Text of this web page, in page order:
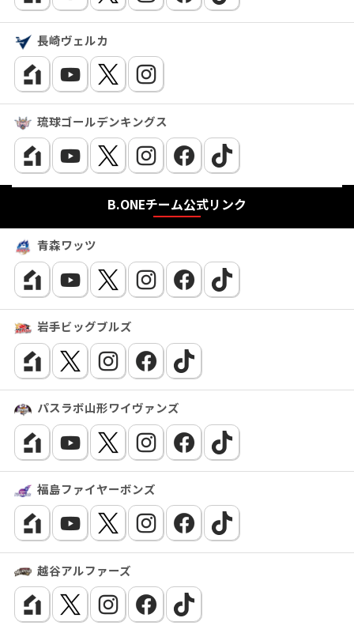
長崎ヴェルカ
琉球ゴールデンキングス
B.ONEチーム公式リンク
青森ワッツ
岩手ビッグブルズ
パスラボ山形ワイヴァンズ
福島ファイヤーボンズ
越谷アルファーズ